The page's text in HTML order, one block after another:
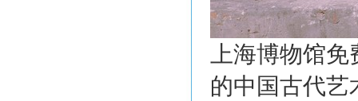
上海博物馆
的中国古代艺